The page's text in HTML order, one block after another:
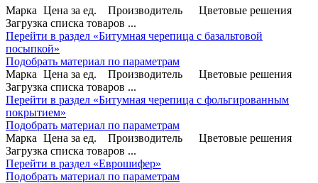
Марка Цена за ед. Производитель
Цветовые решения
Загрузка списка товаров ...
Перейти в раздел «Битумная черепица с базальтовой
посыпкой»
Подобрать материал по параметрам
Марка Цена за ед. Производитель
Цветовые решения
Загрузка списка товаров ...
Перейти в раздел «Битумная черепица с фольгированным
покрытием»
Подобрать материал по параметрам
Марка Цена за ед. Производитель
Цветовые решения
Загрузка списка товаров ...
Перейти в раздел «Еврошифер»
Подобрать материал по параметрам